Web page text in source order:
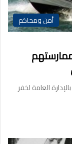
أمن ومحاكم
بالإدارة العامة لخفر